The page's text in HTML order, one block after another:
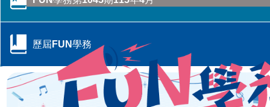
行政院季連成政委率隊訪視教育部 跨部會合作打造校園
防毒防護網
115年全國大專校院學務主管森活SEL跨校共學培力活動
－森活覺察，學務輔導新視野
CONTENTS目錄
轉角遇見心空間─「學美．耕心—大專校院輔導諮商空間
改造計畫」成果分享會
CONTENTS目錄
歷屆FUN學務